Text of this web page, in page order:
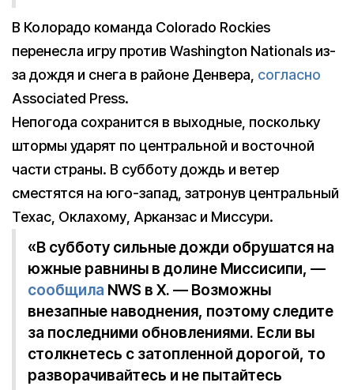
В Колорадо команда Colorado Rockies
перенесла игру против Washington Nationals из-
за дождя и снега в районе Денвера, согласно
Associated Press.
Непогода сохранится в выходные, поскольку
штормы ударят по центральной и восточной
части страны. В субботу дождь и ветер
сместятся на юго-запад, затронув центральный
Техас, Оклахому, Арканзас и Миссури.
«В субботу сильные дожди обрушатся на
южные равнины в долине Миссисипи, —
сообщила NWS в X. — Возможны
внезапные наводнения, поэтому следите
за последними обновлениями. Если вы
столкнетесь с затопленной дорогой, то
разворачивайтесь и не пытайтесь